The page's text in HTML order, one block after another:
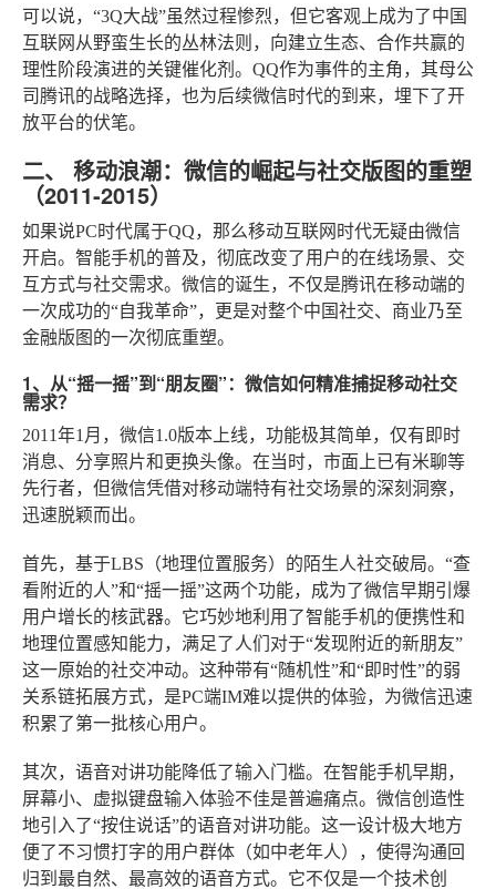
可以说，“3Q大战”虽然过程惨烈，但它客观上成为了中国
互联网从野蛮生长的丛林法则，向建立生态、合作共赢的
理性阶段演进的关键催化剂。QQ作为事件的主角，其母公
司腾讯的战略选择，也为后续微信时代的到来，埋下了开
放平台的伏笔。
二、 移动浪潮：微信的崛起与社交版图的重塑
（2011-2015）
如果说PC时代属于QQ，那么移动互联网时代无疑由微信
开启。智能手机的普及，彻底改变了用户的在线场景、交
互方式与社交需求。微信的诞生，不仅是腾讯在移动端的
一次成功的“自我革命”，更是对整个中国社交、商业乃至
金融版图的一次彻底重塑。
1、从“摇一摇”到“朋友圈”：微信如何精准捕捉移动社交
需求？
2011年1月，微信1.0版本上线，功能极其简单，仅有即时
消息、分享照片和更换头像。在当时，市面上已有米聊等
先行者，但微信凭借对移动端特有社交场景的深刻洞察，
迅速脱颖而出。
首先，基于LBS（地理位置服务）的陌生人社交破局。“查
看附近的人”和“摇一摇”这两个功能，成为了微信早期引爆
用户增长的核武器。它巧妙地利用了智能手机的便携性和
地理位置感知能力，满足了人们对于“发现附近的新朋友”
这一原始的社交冲动。这种带有“随机性”和“即时性”的弱
关系链拓展方式，是PC端IM难以提供的体验，为微信迅速
积累了第一批核心用户。
其次，语音对讲功能降低了输入门槛。在智能手机早期，
屏幕小、虚拟键盘输入体验不佳是普遍痛点。微信创造性
地引入了“按住说话”的语音对讲功能。这一设计极大地方
便了不习惯打字的用户群体（如中老年人），使得沟通回
归到最自然、最高效的语音方式。它不仅是一个技术创